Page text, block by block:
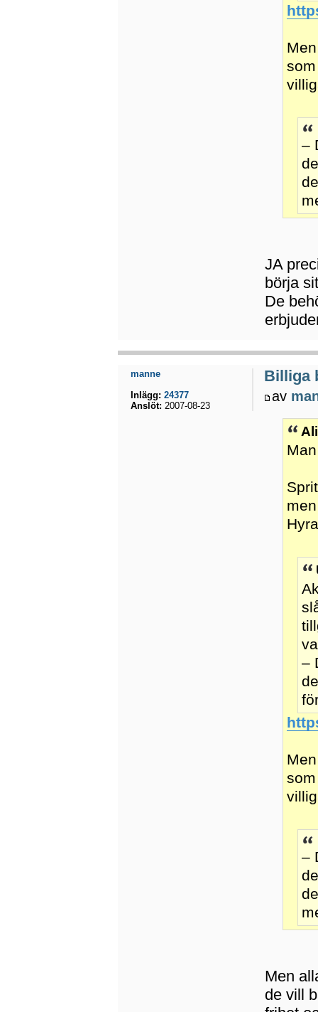
–
JA
börja
De
Billiga
av
–
–
Men
de vill
manne
Inlägg: 24377
Anslöt: 2007-08-23